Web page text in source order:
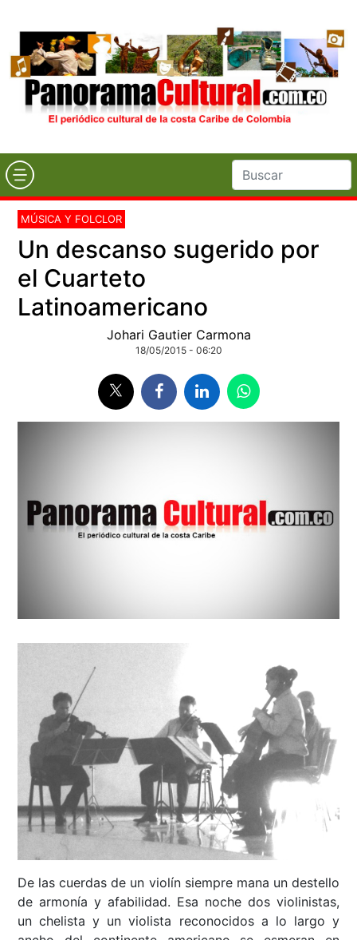
MÚSICA Y FOLCLOR
Un descanso sugerido por
el Cuarteto
Latinoamericano
Johari Gautier Carmona
18/05/2015 - 06:20
De las cuerdas de un violín siempre mana un destello
de armonía y afabilidad. Esa noche dos violinistas,
un chelista y un violista reconocidos a lo largo y